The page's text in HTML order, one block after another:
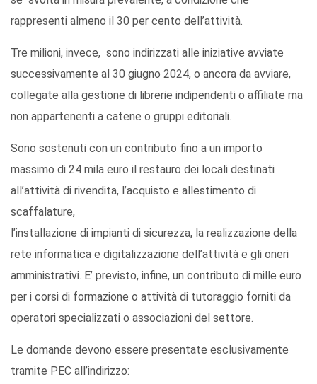
rappresenti almeno il 30 per cento dell’attività.
Tre milioni, invece, sono indirizzati alle iniziative avviate
successivamente al 30 giugno 2024, o ancora da avviare,
collegate alla gestione di librerie indipendenti o affiliate ma
non appartenenti a catene o gruppi editoriali.
Sono sostenuti con un contributo fino a un importo
massimo di 24 mila euro il restauro dei locali destinati
all’attività di rivendita, l’acquisto e allestimento di
scaffalature,
l’installazione di impianti di sicurezza, la realizzazione della
rete informatica e digitalizzazione dell’attività e gli oneri
amministrativi. E’ previsto, infine, un contributo di mille euro
per i corsi di formazione o attività di tutoraggio forniti da
operatori specializzati o associazioni del settore.
Le domande devono essere presentate esclusivamente
tramite PEC all’indirizzo: